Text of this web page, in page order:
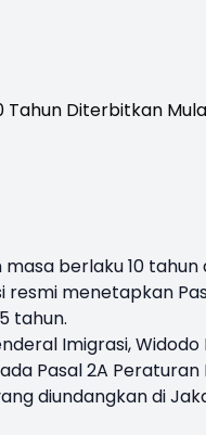
berlaku 10
resmi menetapkan
tahun.
Imigrasi,Widodo
Pasal 2A Peraturan
diundangkan di